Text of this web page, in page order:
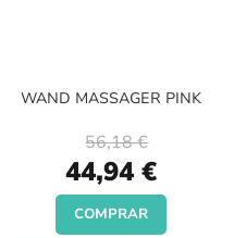
WAND MASSAGER PINK
Special
Price
44,94 €
56,18 €
COMPRAR